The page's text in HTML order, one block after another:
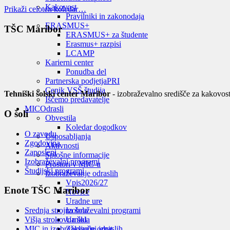
Kakovost
Pravilniki in zakonodaja
ERASMUS+
ERASMUS+ za študente
Erasmus+ razpisi
LCAMP
Karierni center
Ponudba del
Partnerska podjetjaPRI
Cenik VSŠ študija
Iščemo predavatelje
MICOdrasli
Obvestila
Koledar dogodkov
Usposabljanja
Aktivnosti
Splošne informacije
Prostori v MIC-u
Izobraževanje odraslih
Vpis2026/27
Novice
Uradne ure
Izobraževalni programi
Urniki
Prikaži celoten koledar…
TŠC Maribor
Tehniški šolski center Maribor - izobraževalno središče za
O šoli
O zavodu
Zgodovina
Zaposleni
Izobraževalni programi
Študijski programi
Enote TŠC Maribor
Srednja strojna šola
Višja strokovna šola